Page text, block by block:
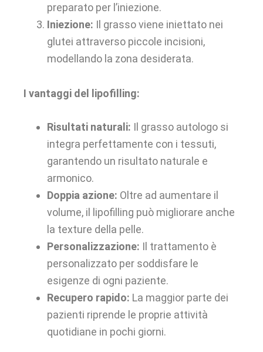
preparato per l’iniezione.
Iniezione: Il grasso viene iniettato nei
glutei attraverso piccole incisioni,
modellando la zona desiderata.
I vantaggi del lipofilling:
Risultati naturali: Il grasso autologo si
integra perfettamente con i tessuti,
garantendo un risultato naturale e
armonico.
Doppia azione: Oltre ad aumentare il
volume, il lipofilling può migliorare anche
la texture della pelle.
Personalizzazione: Il trattamento è
personalizzato per soddisfare le
esigenze di ogni paziente.
Recupero rapido: La maggior parte dei
pazienti riprende le proprie attività
quotidiane in pochi giorni.